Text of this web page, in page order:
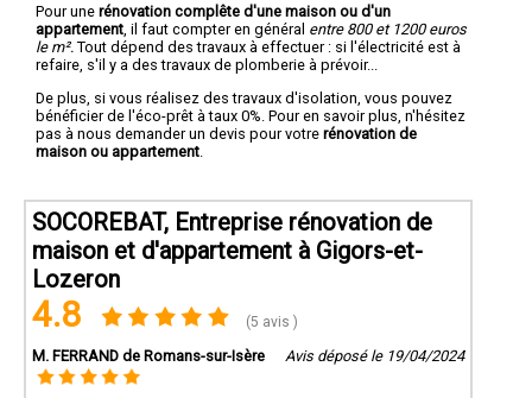
Pour une rénovation complête d'une maison ou d'un
appartement , il faut compter en général entre 800 et 1200 euros
le m². Tout dépend des travaux à effectuer : si l'électricité est à
refaire, s'il y a des travaux de plomberie à prévoir...
De plus, si vous réalisez des travaux d'isolation, vous pouvez
bénéficier de l'éco-prêt à taux 0%. Pour en savoir plus, n'hésitez
pas à nous demander un devis pour votre rénovation de
maison ou appartement
SOCOREBAT, Entreprise rénovation de
maison et d'appartement à Gigors-et-
Lozeron
4.8 (5 avis )
M. FERRAND de Romans-sur-Isère Avis déposé le 19/04/2024